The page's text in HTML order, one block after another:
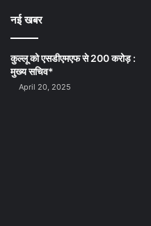
नई खबर
कुल्लू को एसडीएमएफ से 200 करोड़ :
मुख्य सचिव*
April 20, 2025